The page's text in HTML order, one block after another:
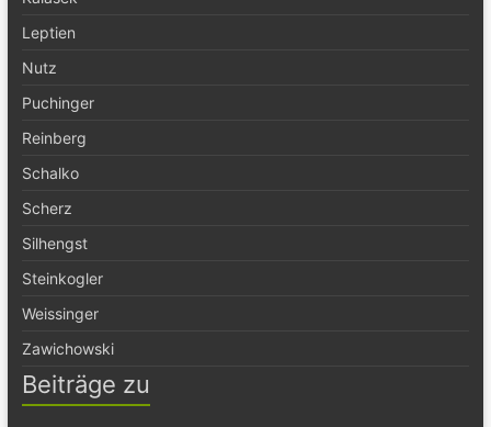
Leptien
Nutz
Puchinger
Reinberg
Schalko
Scherz
Silhengst
Steinkogler
Weissinger
Zawichowski
Beiträge zu